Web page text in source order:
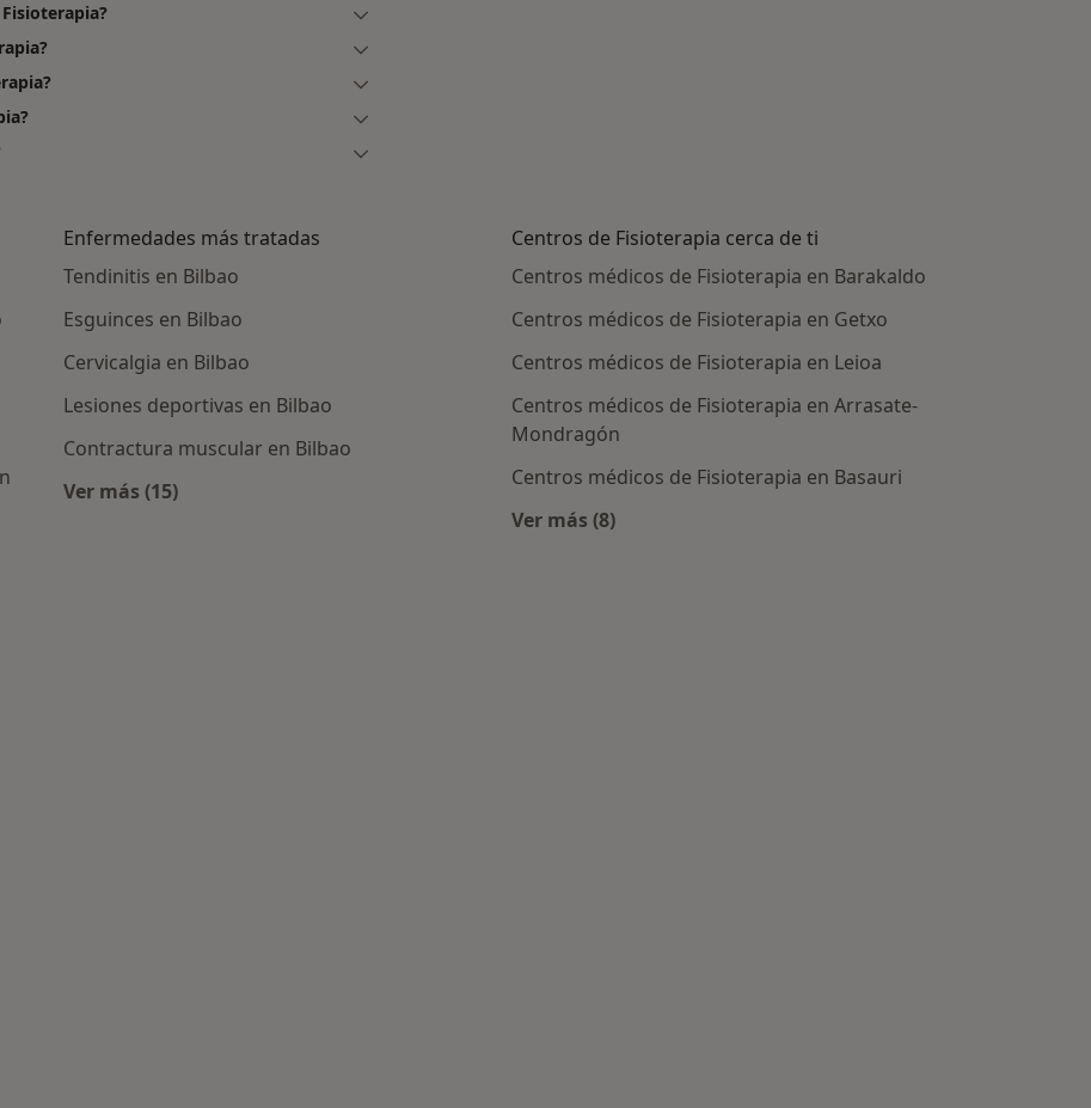
Enfermedades más tratadas
Tendinitis en Bilbao
Esguinces en Bilbao
Cervicalgia en Bilbao
Lesiones deportivas en Bilbao
Contractura muscular en Bilbao
Ver más (15)
Más en esta categoría: Enfermedades más tratadas
Centros de Fisioterapia cerca de ti
Centros médicos de Fisioterapia en Barakaldo
Centros médicos de Fisioterapia en Getxo
Centros médicos de Fisioterapia en Leioa
Centros médicos de Fisioterapia en Arrasate-
Mondragón
Centros médicos de Fisioterapia en Basauri
Ver más (8)